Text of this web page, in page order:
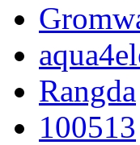
Rangda
100513